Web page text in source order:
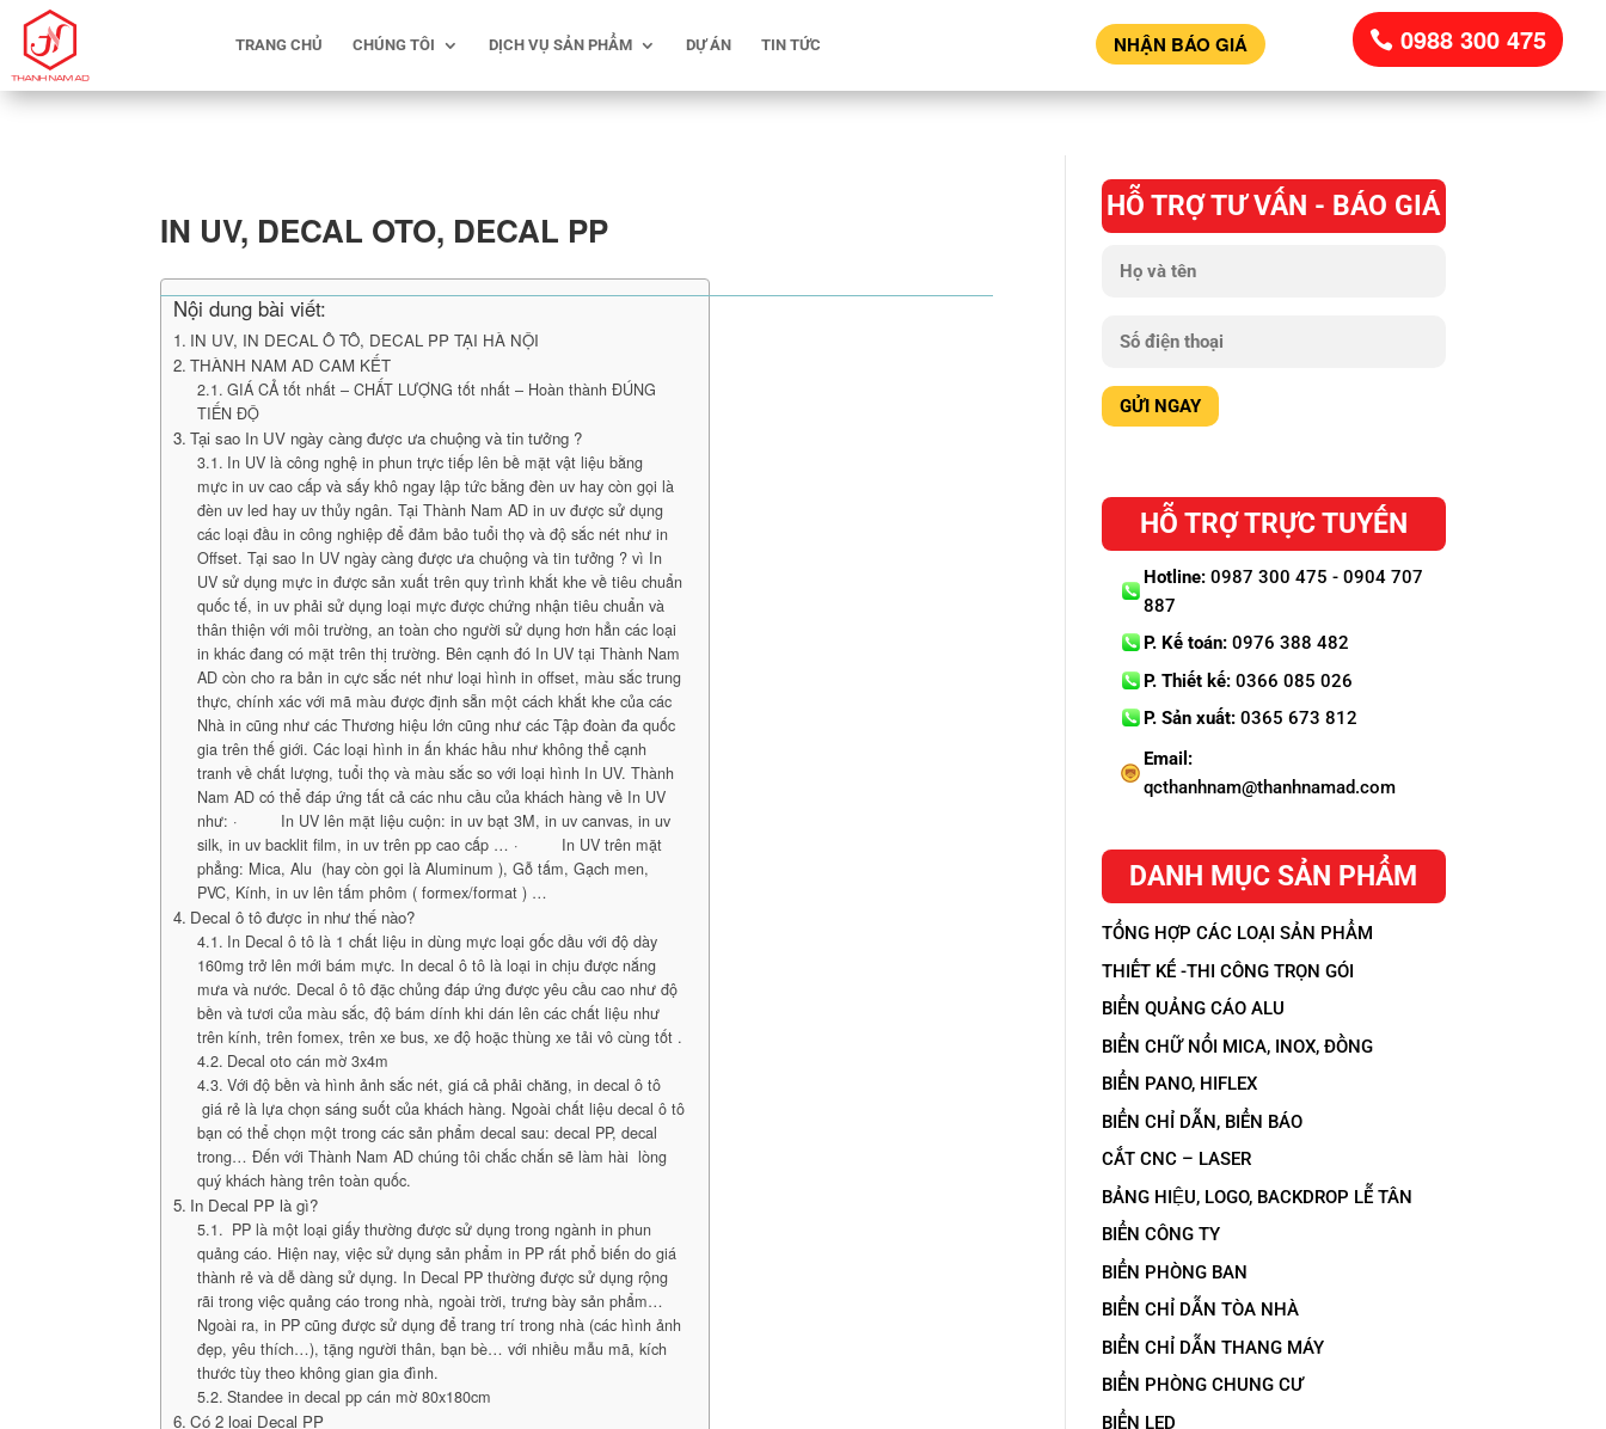
TRANG CHỦ CHÚNG TÔI DỊCH VỤ SẢN PHẨM DỰ ÁN TIN TỨC NHẬN BÁO GIÁ 0988 300 475
IN UV, DECAL OTO, DECAL PP
Nội dung bài viết:
IN UV, IN DECAL Ô TÔ, DECAL PP TẠI HÀ NỘI
THÀNH NAM AD CAM KẾT
GIÁ CẢ tốt nhất – CHẤT LƯỢNG tốt nhất – Hoàn thành ĐÚNG
TIẾN ĐỘ
Tại sao In UV ngày càng được ưa chuộng và tin tưởng ?
In UV là công nghệ in phun trực tiếp lên bề mặt vật liệu bằng
mực in uv cao cấp và sấy khô ngay lập tức bằng đèn uv hay còn gọi là
đèn uv led hay uv thủy ngân. Tại Thành Nam AD in uv được sử dụng
các loại đầu in công nghiệp để đảm bảo tuổi thọ và độ sắc nét như in
Offset. Tại sao In UV ngày càng được ưa chuộng và tin tưởng ? vì In
UV sử dụng mực in được sản xuất trên quy trình khắt khe về tiêu chuẩn
quốc tế, in uv phải sử dụng loại mực được chứng nhận tiêu chuẩn và
thân thiện với môi trường, an toàn cho người sử dụng hơn hẳn các loại
in khác đang có mặt trên thị trường. Bên cạnh đó In UV tại Thành Nam
AD còn cho ra bản in cực sắc nét như loại hình in offset, màu sắc trung
thực, chính xác với mã màu được định sẵn một cách khắt khe của các
Nhà in cũng như các Thương hiệu lớn cũng như các Tập đoàn đa quốc
gia trên thế giới. Các loại hình in ấn khác hầu như không thể cạnh
tranh về chất lượng, tuổi thọ và màu sắc so với loại hình In UV. Thành
Nam AD có thể đáp ứng tất cả các nhu cầu của khách hàng về In UV
như: · In UV lên mặt liệu cuộn: in uv bạt 3M, in uv canvas, in uv
silk, in uv backlit film, in uv trên pp cao cấp … · In UV trên mặt
phẳng: Mica, Alu (hay còn gọi là Aluminum ), Gỗ tấm, Gạch men,
PVC, Kính, in uv lên tấm phôm ( formex/format ) …
Decal ô tô được in như thế nào?
In Decal ô tô là 1 chất liệu in dùng mực loại gốc dầu với độ dày
160mg trở lên mới bám mực. In decal ô tô là loại in chịu được nắng
mưa và nước. Decal ô tô đặc chủng đáp ứng được yêu cầu cao như độ
bền và tươi của màu sắc, độ bám dính khi dán lên các chất liệu như
trên kính, trên fomex, trên xe bus, xe độ hoặc thùng xe tải vô cùng tốt .
Decal oto cán mờ 3x4m
Với độ bền và hình ảnh sắc nét, giá cả phải chăng, in decal ô tô
giá rẻ là lựa chọn sáng suốt của khách hàng. Ngoài chất liệu decal ô tô
bạn có thể chọn một trong các sản phẩm decal sau: decal PP, decal
trong… Đến với Thành Nam AD chúng tôi chắc chắn sẽ làm hài lòng
quý khách hàng trên toàn quốc.
In Decal PP là gì?
PP là một loại giấy thường được sử dụng trong ngành in phun
quảng cáo. Hiện nay, việc sử dụng sản phẩm in PP rất phổ biến do giá
thành rẻ và dễ dàng sử dụng. In Decal PP thường được sử dụng rộng
rãi trong việc quảng cáo trong nhà, ngoài trời, trưng bày sản phẩm…
Ngoài ra, in PP cũng được sử dụng để trang trí trong nhà (các hình ảnh
đẹp, yêu thích…), tặng người thân, bạn bè… với nhiều mẫu mã, kích
thước tùy theo không gian gia đình.
Standee in decal pp cán mờ 80x180cm
Có 2 loại Decal PP
HỖ TRỢ TƯ VẤN - BÁO GIÁ
HỖ TRỢ TRỰC TUYẾN
Hotline:0987 300 475 - 0904 707
887
P. Kế toán:0976 388 482
P. Thiết kế:0366 085 026
P. Sản xuất:0365 673 812
Email:
qcthanhnam@thanhnamad.com
DANH MỤC SẢN PHẨM
TỔNG HỢP CÁC LOẠI SẢN PHẨM
THIẾT KẾ -THI CÔNG TRỌN GÓI
BIỂN QUẢNG CÁO ALU
BIỂN CHỮ NỔI MICA, INOX, ĐỒNG
BIỂN PANO, HIFLEX
BIỂN CHỈ DẪN, BIỂN BÁO
CẮT CNC – LASER
BẢNG HIỆU, LOGO, BACKDROP LỄ TÂN
BIỂN CÔNG TY
BIỂN PHÒNG BAN
BIỂN CHỈ DẪN TÒA NHÀ
BIỂN CHỈ DẪN THANG MÁY
BIỂN PHÒNG CHUNG CƯ
BIỂN LED